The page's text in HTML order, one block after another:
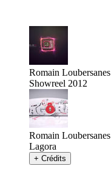
Romain Loubersanes
Showreel 2012
Romain Loubersanes
Lagora
+ Crédits